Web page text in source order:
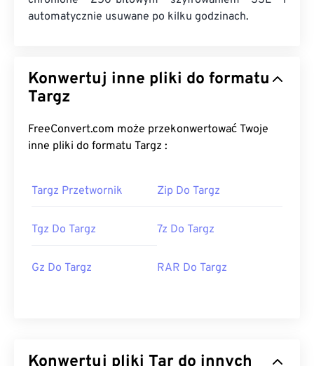
automatycznie usuwane po kilku godzinach.
Konwertuj inne pliki do formatu
Targz
FreeConvert.com może przekonwertować Twoje
inne pliki do formatu Targz :
Targz Przetwornik Zip Do Targz
Tgz Do Targz 7z Do Targz
Gz Do Targz RAR Do Targz